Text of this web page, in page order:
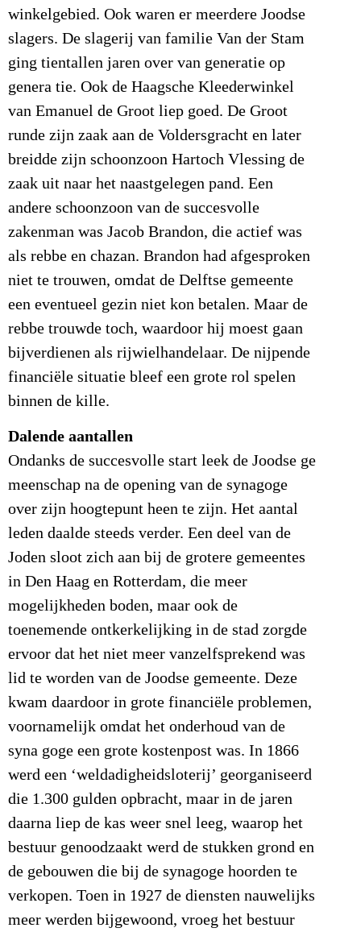
winkelgebied. Ook waren er meerdere Joodse
slagers. De slagerij van familie Van der Stam
ging tientallen jaren over van generatie op
genera tie. Ook de Haagsche Kleederwinkel
van Emanuel de Groot liep goed. De Groot
runde zijn zaak aan de Voldersgracht en later
breidde zijn schoonzoon Hartoch Vlessing de
zaak uit naar het naastgelegen pand. Een
andere schoonzoon van de succesvolle
zakenman was Jacob Brandon, die actief was
als rebbe en chazan. Brandon had afgesproken
niet te trouwen, omdat de Delftse gemeente
een eventueel gezin niet kon betalen. Maar de
rebbe trouwde toch, waardoor hij moest gaan
bijverdienen als rijwielhandelaar. De nijpende
financiële situatie bleef een grote rol spelen
binnen de kille.
Dalende aantallen
Ondanks de succesvolle start leek de Joodse ge
meenschap na de opening van de synagoge
over zijn hoogtepunt heen te zijn. Het aantal
leden daalde steeds verder. Een deel van de
Joden sloot zich aan bij de grotere gemeentes
in Den Haag en Rotterdam, die meer
mogelijkheden boden, maar ook de
toenemende ontkerkelijking in de stad zorgde
ervoor dat het niet meer vanzelfsprekend was
lid te worden van de Joodse gemeente. Deze
kwam daardoor in grote financiële problemen,
voornamelijk omdat het onderhoud van de
syna goge een grote kostenpost was. In 1866
werd een ‘weldadigheidsloterij’ georganiseerd
die 1.300 gulden opbracht, maar in de jaren
daarna liep de kas weer snel leeg, waarop het
bestuur genoodzaakt werd de stukken grond en
de gebouwen die bij de synagoge hoorden te
verkopen. Toen in 1927 de diensten nauwelijks
meer werden bijgewoond, vroeg het bestuur